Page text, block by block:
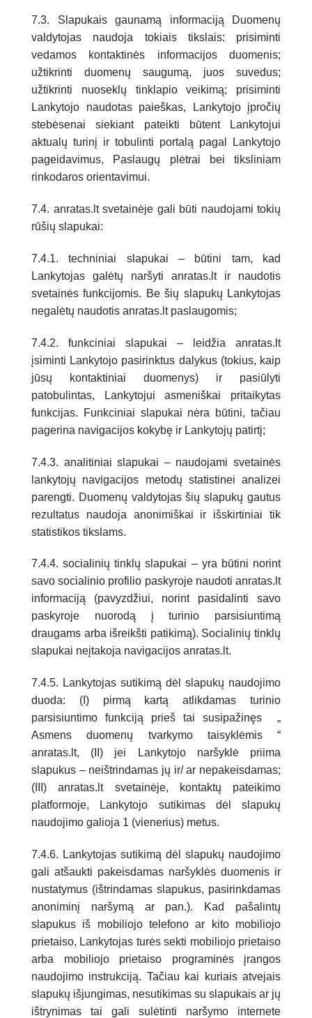
7.3. Slapukais gaunamą informaciją Duomenų
valdytojas naudoja tokiais tikslais: prisiminti
vedamos kontaktinės informacijos duomenis;
užtikrinti duomenų saugumą, juos suvedus;
užtikrinti nuoseklų tinklapio veikimą; prisiminti
Lankytojo naudotas paieškas, Lankytojo įpročių
stebėsenai siekiant pateikti būtent Lankytojui
aktualų turinį ir tobulinti portalą pagal Lankytojo
pageidavimus, Paslaugų plėtrai bei tiksliniam
rinkodaros orientavimui.
7.4. anratas.lt svetainėje gali būti naudojami tokių
rūšių slapukai:
7.4.1. techniniai slapukai – būtini tam, kad
Lankytojas galėtų naršyti anratas.lt ir naudotis
svetainės funkcijomis. Be šių slapukų Lankytojas
negalėtų naudotis anratas.lt paslaugomis;
7.4.2. funkciniai slapukai – leidžia anratas.lt
įsiminti Lankytojo pasirinktus dalykus (tokius, kaip
jūsų kontaktiniai duomenys) ir pasiūlyti
patobulintas, Lankytojui asmeniškai pritaikytas
funkcijas. Funkciniai slapukai nėra būtini, tačiau
pagerina navigacijos kokybę ir Lankytojų patirtį;
7.4.3. analitiniai slapukai – naudojami svetainės
lankytojų navigacijos metodų statistinei analizei
parengti. Duomenų valdytojas šių slapukų gautus
rezultatus naudoja anonimiškai ir išskirtiniai tik
statistikos tikslams.
7.4.4. socialinių tinklų slapukai – yra būtini norint
savo socialinio profilio paskyroje naudoti anratas.lt
informaciją (pavyzdžiui, norint pasidalinti savo
paskyroje nuorodą į turinio parsisiuntimą
draugams arba išreikšti patikimą). Socialinių tinklų
slapukai neįtakoja navigacijos anratas.lt.
7.4.5. Lankytojas sutikimą dėl slapukų naudojimo
duoda: (I) pirmą kartą atlikdamas turinio
parsisiuntimo funkciją prieš tai susipažinęs „
Asmens duomenų tvarkymo taisyklėmis “
anratas.lt, (II) jei Lankytojo naršyklė priima
slapukus – neištrindamas jų ir/ ar nepakeisdamas;
(III) anratas.lt svetainėje, kontaktų pateikimo
platformoje, Lankytojo sutikimas dėl slapukų
naudojimo galioja 1 (vienerius) metus.
7.4.6. Lankytojas sutikimą dėl slapukų naudojimo
gali atšaukti pakeisdamas naršyklės duomenis ir
nustatymus (ištrindamas slapukus, pasirinkdamas
anoniminį naršymą ar pan.). Kad pašalintų
slapukus iš mobiliojo telefono ar kito mobiliojo
prietaiso, Lankytojas turės sekti mobiliojo prietaiso
arba mobiliojo prietaiso programinės įrangos
naudojimo instrukciją. Tačiau kai kuriais atvejais
slapukų išjungimas, nesutikimas su slapukais ar jų
ištrynimas tai gali sulėtinti naršymo internete